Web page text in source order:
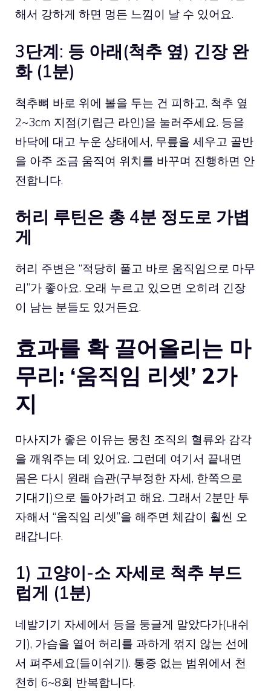
해서 강하게 하면 멍든 느낌이 날 수 있어요.
3단계: 등 아래(척추 옆) 긴장 완
화 (1분)
척추뼈 바로 위에 볼을 두는 건 피하고, 척추 옆
2~3cm 지점(기립근 라인)을 눌러주세요. 등을
바닥에 대고 누운 상태에서, 무릎을 세우고 골반
을 아주 조금 움직여 위치를 바꾸며 진행하면 안
전합니다.
허리 루틴은 총 4분 정도로 가볍
게
허리 주변은 “적당히 풀고 바로 움직임으로 마무
리”가 좋아요. 오래 누르고 있으면 오히려 긴장
이 남는 분들도 있거든요.
효과를 확 끌어올리는 마
무리: ‘움직임 리셋’ 2가
지
마사지가 좋은 이유는 뭉친 조직의 혈류와 감각
을 깨워주는 데 있어요. 그런데 여기서 끝내면
몸은 다시 원래 습관(구부정한 자세, 한쪽으로
기대기)으로 돌아가려고 해요. 그래서 2분만 투
자해서 “움직임 리셋”을 해주면 체감이 훨씬 오
래갑니다.
1) 고양이-소 자세로 척추 부드
럽게 (1분)
네발기기 자세에서 등을 둥글게 말았다가(내쉬
기), 가슴을 열어 허리를 과하게 꺾지 않는 선에
서 펴주세요(들이쉬기). 통증 없는 범위에서 천
천히 6~8회 반복합니다.